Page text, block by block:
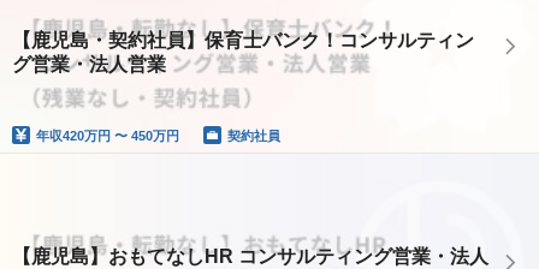
【鹿児島・契約社員】保育士バンク！コンサルティン
グ営業・法人営業
年収420万円 〜 450万円 契約社員
【鹿児島】おもてなしHR コンサルティング営業・法人